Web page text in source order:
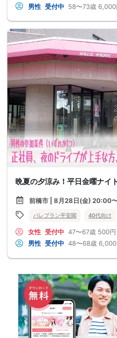
男性 受付中 58〜73歳 6,000
晩夏の夕涼み！平日金曜ナイ
前橋市 | 8月28日(金) 20:00
パレプラン平安閣 40代向け
女性 受付中 47〜67歳 500円
男性 受付中 48〜68歳